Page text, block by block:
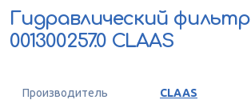
Гидравлический фильтр
001300257.0 CLAAS
Производитель CLAAS